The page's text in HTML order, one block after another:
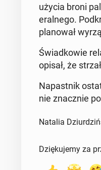
użycia broni
er­al­nego.
planował
Świad­kowie
opisał, że
Na­past­nik
nie znacznie
Natalia
Dziękujemy za